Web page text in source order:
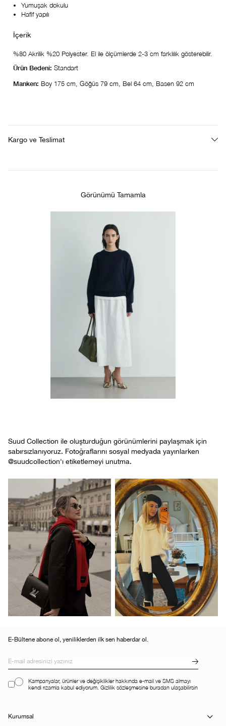
Yumuşak dokulu
Hafif yapılı
%80 Akrilik %20 Polyester. El ile ölçümlerde 2-3 cm farklılık gösterebilir.
Ürün Bedeni: Standart
Manken: Boy 175 cm, Göğüs 79 cm, Bel 64 cm, Basen 92 cm
Kargo ve Teslimat
Görünümü Tamamla
Suud Collection ile oluşturduğun görünümlerini paylaşmak için
sabırsızlanıyoruz. Fotoğraflarını sosyal medyada yayınlarken
@suudcollection'ı etiketlemeyi unutma.
E-Bültene abone ol, yeniliklerden ilk sen haberdar ol.
Kampanyalar, ürünler ve değişiklikler hakkında e-mail ve SMS almayı
kendi rızamla kabul ediyorum. Gizlilik sözleşmesine buradan ulaşabilirsin
Kurumsal